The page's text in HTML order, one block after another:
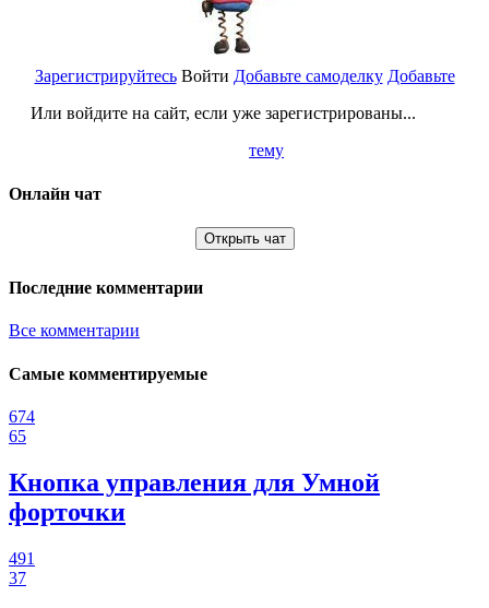
Зарегистрируйтесь
Или войдите на сайт, если уже зарегистрированы...
Войти Добавьте самоделку Добавьте
тему
Онлайн чат
Открыть чат
Последние комментарии
Все комментарии
Самые комментируемые
674
65
Кнопка управления для Умной
форточки
491
37